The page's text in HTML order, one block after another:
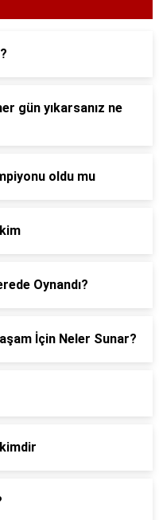
gün yıkarsanız ne
oldu mu
Oynandı?
İçin Neler Sunar?